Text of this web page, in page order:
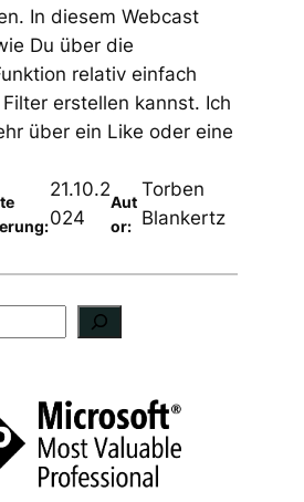
In diesem Webcast
Du über die
relativ einfach
erstellen kannst. Ich
über ein Like oder eine
21.10.2
024
Aut
or:
Torben
Blankertz